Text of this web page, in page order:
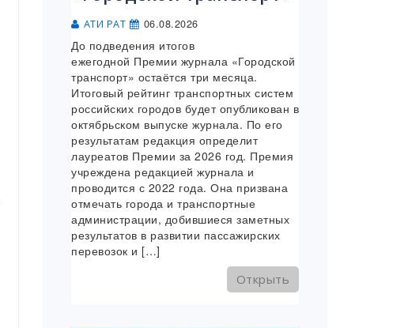
АТИ РАТ 06.08.2026
До подведения итогов
ежегодной Премии журнала «Городской
транспорт» остаётся три месяца.
Итоговый рейтинг транспортных систем
российских городов будет опубликован в
октябрьском выпуске журнала. По его
результатам редакция определит
лауреатов Премии за 2026 год. Премия
учреждена редакцией журнала и
проводится с 2022 года. Она призвана
отмечать города и транспортные
администрации, добившиеся заметных
результатов в развитии пассажирских
перевозок и […]
Открыть